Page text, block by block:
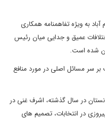
به ویژه تفاهمنامه همکاری
عمیق و جدایی میان رئیس
شده است.
بر سر مسائل اصلی در مورد منافع
در سال گذشته، اشرف غنی در
در انتخابات، تصمیم های